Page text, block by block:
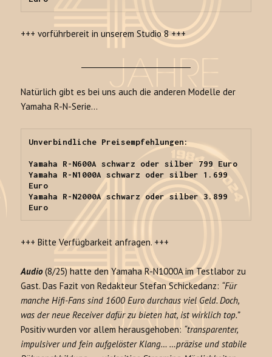
+++ vorführbereit in unserem Studio 8 +++
______________________________
Natürlich gibt es bei uns auch die anderen Modelle der
Yamaha R-N-Serie…
Unverbindliche Preisempfehlungen:
Yamaha R-N600A schwarz oder silber 799 Euro
Yamaha R-N1000A schwarz oder silber 1.699
Euro
Yamaha R-N2000A schwarz oder silber 3.899
Euro
+++ Bitte Verfügbarkeit anfragen. +++
Audio(8/25) hatte den Yamaha R-N1000A im Testlabor zu
Gast. Das Fazit von Redakteur Stefan Schickedanz: “Für
manche Hifi-Fans sind 1600 Euro durchaus viel Geld. Doch,
was der neue Receiver dafür zu bieten hat, ist wirklich top.”
Positiv wurden vor allem herausgehoben: “transparenter,
impulsiver und fein aufgelöster Klang… …präzise und stabile